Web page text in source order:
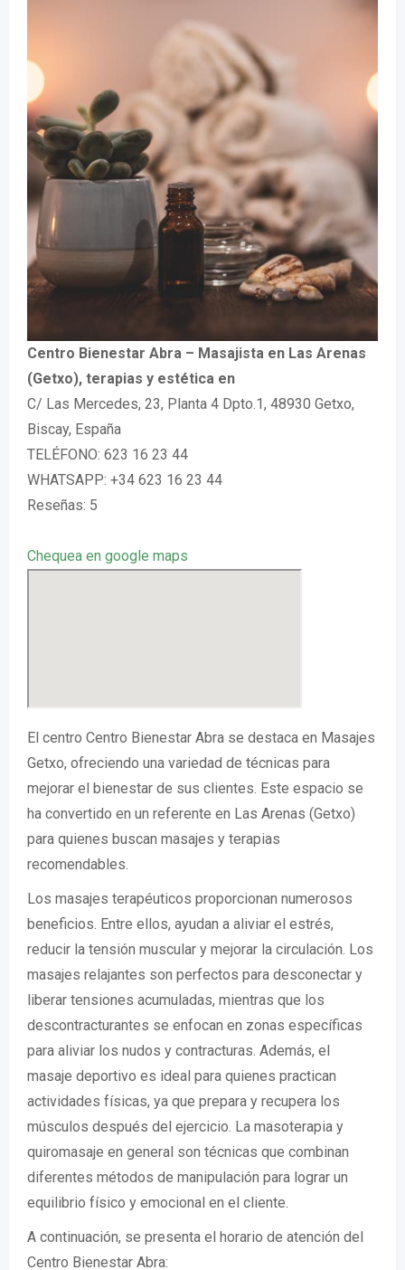
Centro Bienestar Abra – Masajista en Las Arenas
(Getxo), terapias y estética en
C/ Las Mercedes, 23, Planta 4 Dpto.1, 48930 Getxo,
Biscay, España
TELÉFONO: 623 16 23 44
WHATSAPP: +34 623 16 23 44
Reseñas: 5
Chequea en google maps
El centro Centro Bienestar Abra se destaca en Masajes
Getxo, ofreciendo una variedad de técnicas para
mejorar el bienestar de sus clientes. Este espacio se
ha convertido en un referente en Las Arenas (Getxo)
para quienes buscan masajes y terapias
recomendables.
Los masajes terapéuticos proporcionan numerosos
beneficios. Entre ellos, ayudan a aliviar el estrés,
reducir la tensión muscular y mejorar la circulación. Los
masajes relajantes son perfectos para desconectar y
liberar tensiones acumuladas, mientras que los
descontracturantes se enfocan en zonas específicas
para aliviar los nudos y contracturas. Además, el
masaje deportivo es ideal para quienes practican
actividades físicas, ya que prepara y recupera los
músculos después del ejercicio. La masoterapia y
quiromasaje en general son técnicas que combinan
diferentes métodos de manipulación para lograr un
equilibrio físico y emocional en el cliente.
A continuación, se presenta el horario de atención del
Centro Bienestar Abra: